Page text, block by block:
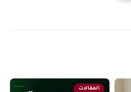
المقالات